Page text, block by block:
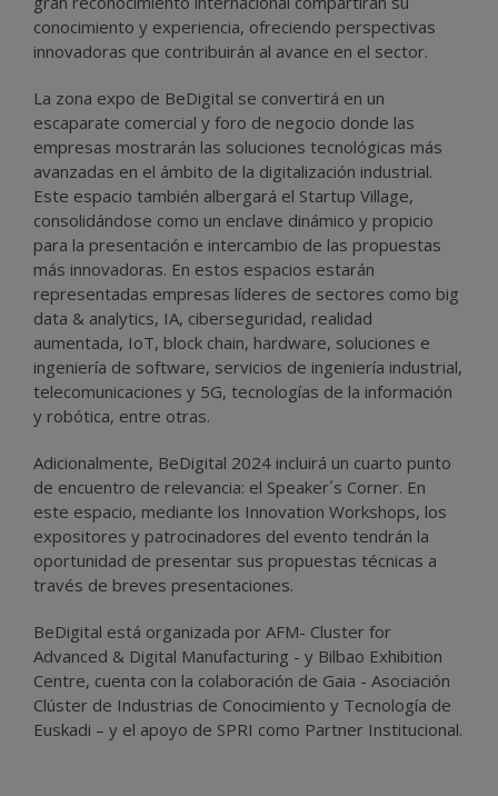
conocimiento y experiencia, ofreciendo perspectivas
innovadoras que contribuirán al avance en el sector.
La zona expo de BeDigital se convertirá en un
escaparate comercial y foro de negocio donde las
empresas mostrarán las soluciones tecnológicas más
avanzadas en el ámbito de la digitalización industrial.
Este espacio también albergará el Startup Village,
consolidándose como un enclave dinámico y propicio
para la presentación e intercambio de las propuestas
más innovadoras. En estos espacios estarán
representadas empresas líderes de sectores como big
data & analytics, IA, ciberseguridad, realidad
aumentada, IoT, block chain, hardware, soluciones e
ingeniería de software, servicios de ingeniería industrial,
telecomunicaciones y 5G, tecnologías de la información
y robótica, entre otras.
Adicionalmente, BeDigital 2024 incluirá un cuarto punto
de encuentro de relevancia: el Speaker´s Corner. En
este espacio, mediante los Innovation Workshops, los
expositores y patrocinadores del evento tendrán la
oportunidad de presentar sus propuestas técnicas a
través de breves presentaciones.
BeDigital está organizada por AFM- Cluster for
Advanced & Digital Manufacturing - y Bilbao Exhibition
Centre, cuenta con la colaboración de Gaia - Asociación
Clúster de Industrias de Conocimiento y Tecnología de
Euskadi – y el apoyo de SPRI como Partner Institucional.